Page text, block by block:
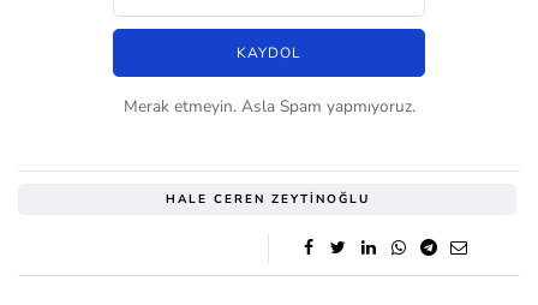
Merak etmeyin. Asla Spam yapmıyoruz.
HALE CEREN ZEYTINOĞLU